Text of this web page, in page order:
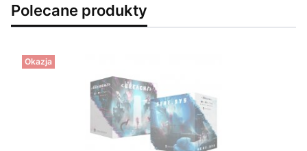
Polecane produkty
Okazja